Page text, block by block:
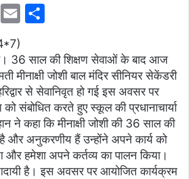
T
E
ai
l
ar
e
36 साल की शिक्षण सेवाओं के बाद आज
मीनाक्षी जोशी बाल मंदिर सीनियर सेकेंडरी
से सेवानिवृत हो गई इस अवसर पर
संबोधित करते हुए स्कूल की प्रधानाचार्या
ने कहा कि मीनाक्षी जोशी की 36 साल की
है और अनुकरणीय हैं उन्होंने अपने कार्य को
और हमेशा अपने कर्तव्य का पालन किया।
है। इस अवसर पर आयोजित कार्यक्रम